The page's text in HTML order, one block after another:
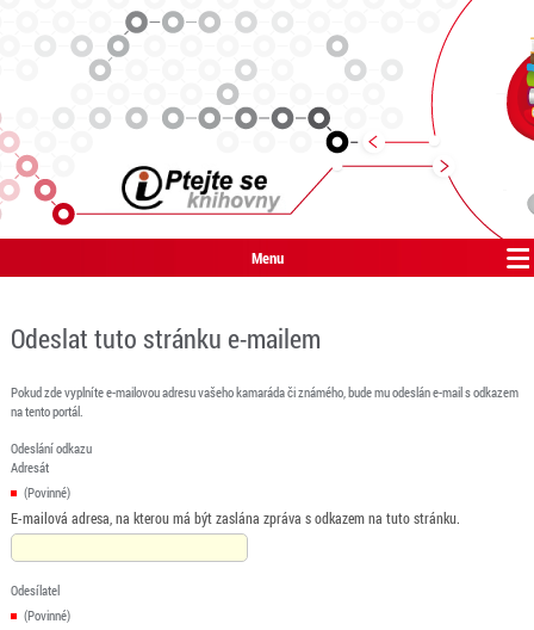
Menu
Odeslat tuto stránku e-mailem
Pokud zde vyplníte e-mailovou adresu vašeho kamaráda či známého, bude mu odeslán e-mail s odkazem
na tento portál.
Odeslání odkazu
Adresát
(Povinné)
E-mailová adresa, na kterou má být zaslána zpráva s odkazem na tuto stránku.
Odesílatel
(Povinné)